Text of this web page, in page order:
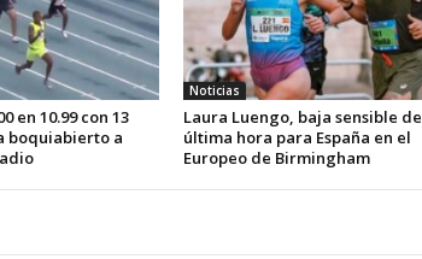
en 10.99 con 13
boquiabierto a
Noticias
Laura Luengo, baja sensible de
última hora para España en el
Europeo de Birmingham